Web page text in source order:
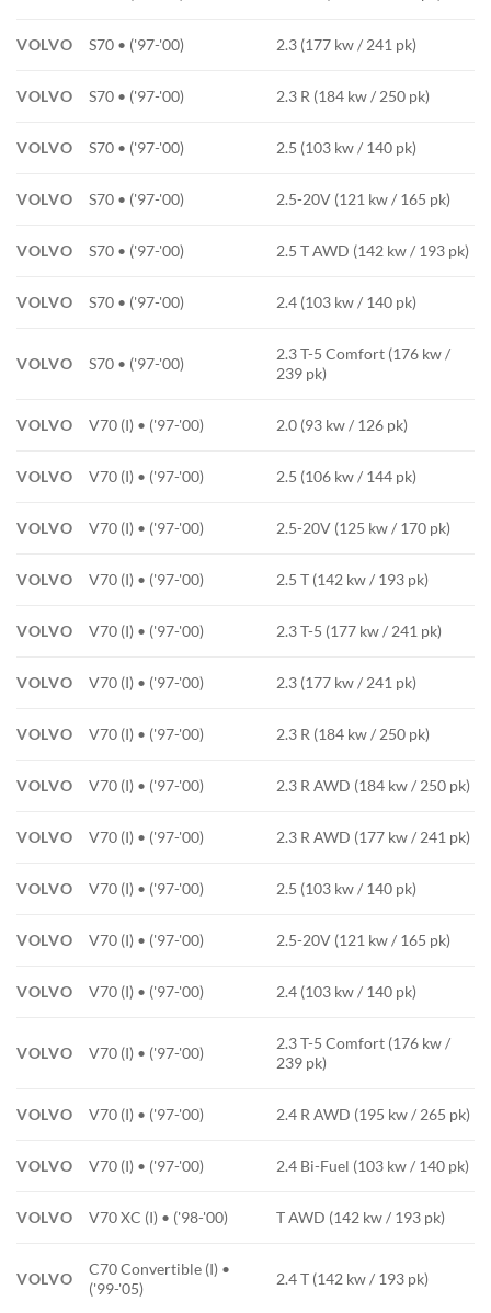
VOLVO S70 • ('97-'00) 2.3 (177 kw / 241 pk)
VOLVO S70 • ('97-'00) 2.3 R (184 kw / 250 pk)
VOLVO S70 • ('97-'00) 2.5 (103 kw / 140 pk)
VOLVO S70 • ('97-'00) 2.5-20V (121 kw / 165 pk)
VOLVO S70 • ('97-'00) 2.5 T AWD (142 kw / 193 pk)
VOLVO S70 • ('97-'00) 2.4 (103 kw / 140 pk)
VOLVO S70 • ('97-'00)
2.3 T-5 Comfort (176 kw /
239 pk)
VOLVO V70 (I) • ('97-'00) 2.0 (93 kw / 126 pk)
VOLVO V70 (I) • ('97-'00) 2.5 (106 kw / 144 pk)
VOLVO V70 (I) • ('97-'00) 2.5-20V (125 kw / 170 pk)
VOLVO V70 (I) • ('97-'00) 2.5 T (142 kw / 193 pk)
VOLVO V70 (I) • ('97-'00) 2.3 T-5 (177 kw / 241 pk)
VOLVO V70 (I) • ('97-'00) 2.3 (177 kw / 241 pk)
VOLVO V70 (I) • ('97-'00) 2.3 R (184 kw / 250 pk)
VOLVO V70 (I) • ('97-'00) 2.3 R AWD (184 kw / 250 pk)
VOLVO V70 (I) • ('97-'00) 2.3 R AWD (177 kw / 241 pk)
VOLVO V70 (I) • ('97-'00) 2.5 (103 kw / 140 pk)
VOLVO V70 (I) • ('97-'00) 2.5-20V (121 kw / 165 pk)
VOLVO V70 (I) • ('97-'00) 2.4 (103 kw / 140 pk)
VOLVO V70 (I) • ('97-'00)
2.3 T-5 Comfort (176 kw /
239 pk)
VOLVO V70 (I) • ('97-'00) 2.4 R AWD (195 kw / 265 pk)
VOLVO V70 (I) • ('97-'00) 2.4 Bi-Fuel (103 kw / 140 pk)
VOLVO V70 XC (I) • ('98-'00) T AWD (142 kw / 193 pk)
VOLVO
C70 Convertible (I) •
('99-'05)
2.4 T (142 kw / 193 pk)